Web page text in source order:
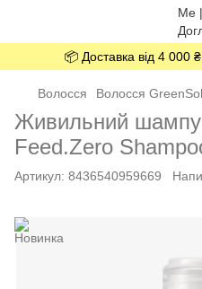
📦 Доставка від 4
Волосся Волосся
Живильний
Feed.Zero
Артикул: 8436540959669